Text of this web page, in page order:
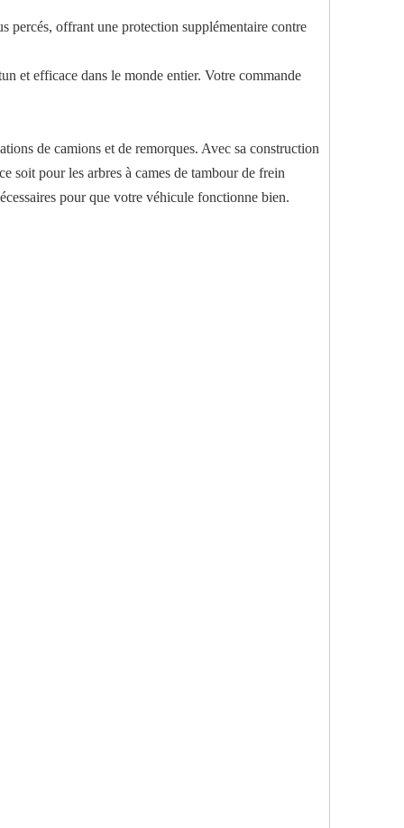
percés, offrant une protection supplémentaire contre
et efficace dans le monde entier. Votre commande
de camions et de remorques. Avec sa construction
soit pour les arbres à cames de tambour de frein
pour que votre véhicule fonctionne bien.